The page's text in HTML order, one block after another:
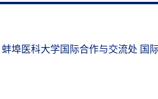
蚌埠医科大学国际合作与交流处